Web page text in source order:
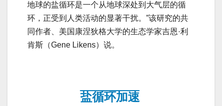
地球的盐循环是一个从地球深处到大气层的循
环，正受到人类活动的显著干扰。”该研究的共
同作者、美国康涅狄格大学的生态学家吉恩·利
肯斯（Gene Likens）说。
盐循环加速